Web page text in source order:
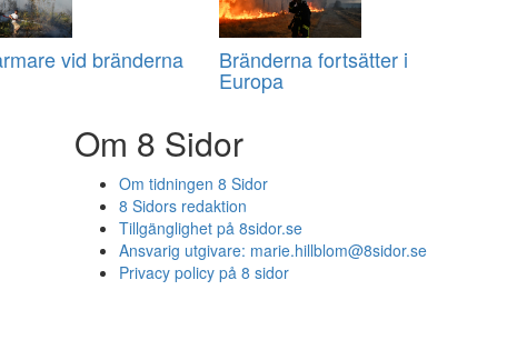
vid bränderna Bränderna fortsätter i
Europa
Om 8 Sidor
Om tidningen 8 Sidor
8 Sidors redaktion
Tillgänglighet på 8sidor.se
Ansvarig utgivare: marie.hillblom@8sidor.se
Privacy policy på 8 sidor